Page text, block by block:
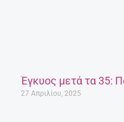
Έγκυος μετά τα 35:
27 Απριλίου, 2025